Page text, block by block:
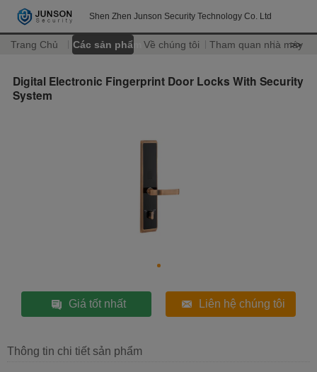
Shen Zhen Junson Security Technology Co. Ltd
Trang Chủ Các sản phẩm Về chúng tôi Tham quan nhà máy
>>
Digital Electronic Fingerprint Door Locks With Security
System
Giá tốt nhất Liên hệ chúng tôi
Thông tin chi tiết sản phẩm